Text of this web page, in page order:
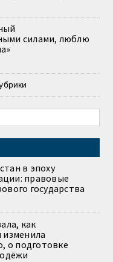
силами, люблю
в эпоху
правовые
государства
как
изменила
о подготовке